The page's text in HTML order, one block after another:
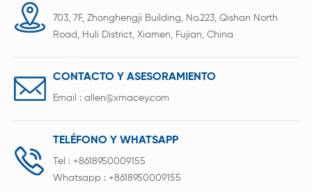
703, 7F, Zhonghengji Building, No.223, Qishan North
Road, Huli District, Xiamen, Fujian, China
CONTACTO Y ASESORAMIENTO
Email : allen@xmacey.com
TELÉFONO Y WHATSAPP
Tel : +8618950009155
Whatsapp : +8618950009155